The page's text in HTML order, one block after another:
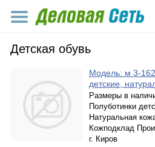
Детская обувь
Модель: м 3-
детские,
Размеры в
Полуботинки
Натуральная
Кожподклад
г. Киров